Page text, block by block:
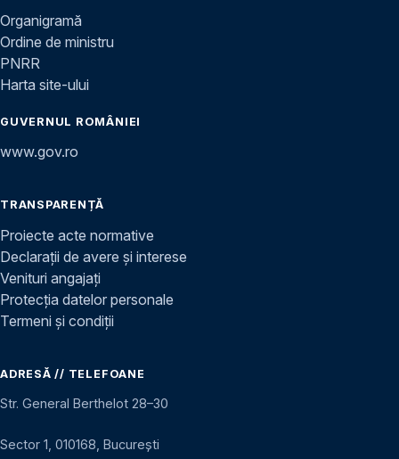
Organigramă
Ordine de ministru
PNRR
Harta site-ului
GUVERNUL ROMÂNIEI
www.gov.ro
TRANSPARENȚĂ
Proiecte acte normative
Declarații de avere și interese
Venituri angajați
Protecția datelor personale
Termeni și condiții
ADRESĂ // TELEFOANE
Str. General Berthelot 28–30
Sector 1, 010168, București